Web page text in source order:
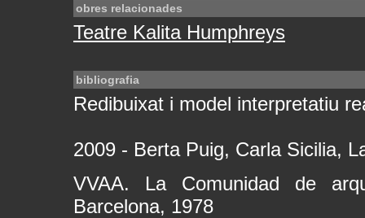
obres relacionades
Teatre Kalita Humphreys
bibliografia
Redibuixat i model interpretatiu
2009 - Berta Puig, Carla Sicilia,
VVAA. La Comunidad de
Barcelona, 1978